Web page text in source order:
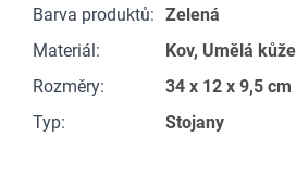
Barva produktů: Zelená
Materiál:
Kov, Umělá kůže
Rozměry:
34 x 12 x 9,5 cm
Typ: Stojany